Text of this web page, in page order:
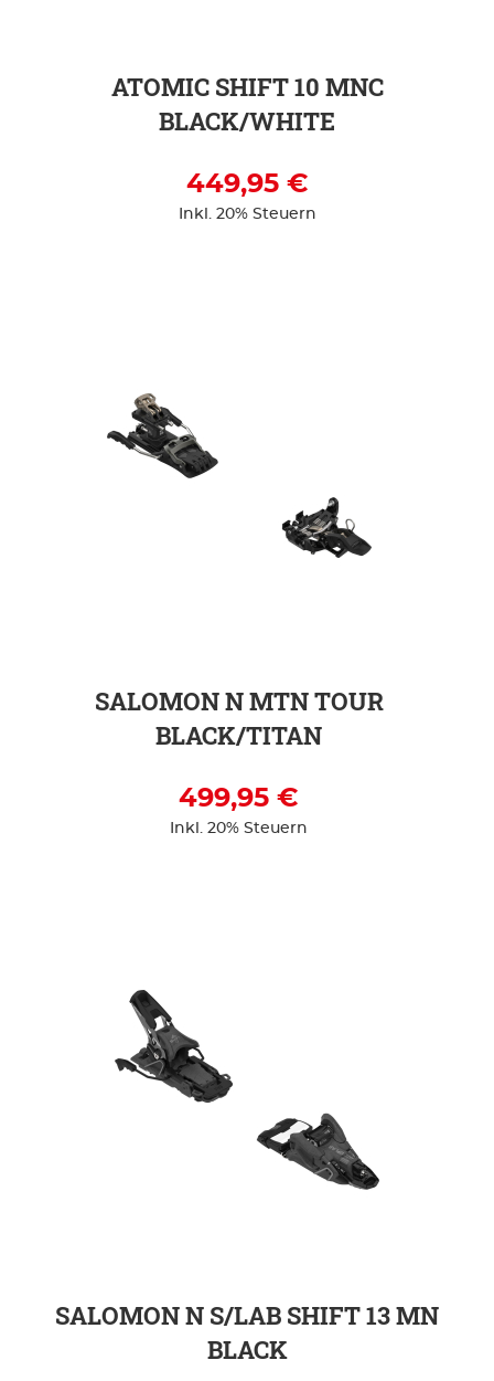
ATOMIC SHIFT 10 MNC
BLACK/WHITE
449,95 €
Inkl. 20% Steuern
SALOMON N MTN TOUR
BLACK/TITAN
499,95 €
Inkl. 20% Steuern
SALOMON N S/LAB SHIFT 13 MN
BLACK